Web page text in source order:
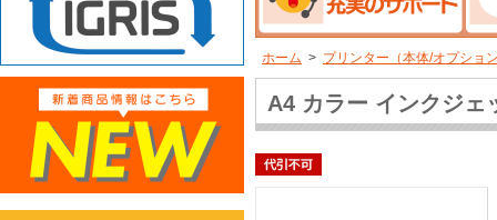
ホーム > プリンター（本体/オプショ
A4 カラー インクジェ